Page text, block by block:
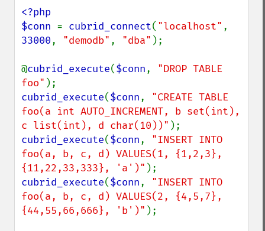
<?php
$conn = cubrid_connect( "localhost"
33000, "demodb" , "dba" );
@cubrid_execute($conn, "DROP TABLE
foo"
cubrid_execute($conn, "CREATE TABLE
foo(a int AUTO_INCREMENT, b set(int),
c list(int), d char(10))"
cubrid_execute($conn, "INSERT INTO
foo(a, b, c, d) VALUES(1, {1,2,3},
{11,22,33,333}, 'a')"
cubrid_execute($conn, "INSERT INTO
foo(a, b, c, d) VALUES(2, {4,5,7},
{44,55,66,666}, 'b')" );